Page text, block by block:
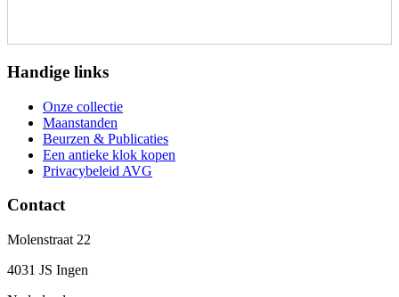
Handige links
Onze collectie
Maanstanden
Beurzen & Publicaties
Een antieke klok kopen
Privacybeleid AVG
Contact
Molenstraat 22
4031 JS Ingen